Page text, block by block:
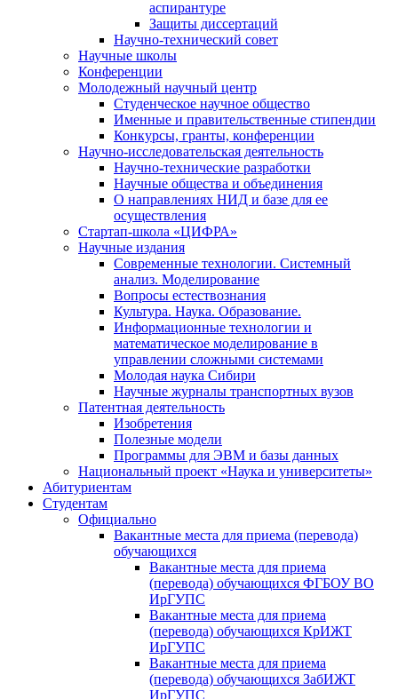
аспирантуре
Защиты диссертаций
Научно-технический совет
Научные школы
Конференции
Молодежный научный центр
Студенческое научное общество
Именные и правительственные стипендии
Конкурсы, гранты, конференции
Научно-исследовательская деятельность
Научно-технические разработки
Научные общества и объединения
О направлениях НИД и базе для ее
осуществления
Стартап-школа «ЦИФРА»
Научные издания
Современные технологии. Системный
анализ. Моделирование
Вопросы естествознания
Культура. Наука. Образование.
Информационные технологии и
математическое моделирование в
управлении сложными системами
Молодая наука Сибири
Научные журналы транспортных вузов
Патентная деятельность
Изобретения
Полезные модели
Программы для ЭВМ и базы данных
Национальный проект «Наука и университеты»
Абитуриентам
Студентам
Официально
Вакантные места для приема (перевода)
обучающихся
Вакантные места для приема
(перевода) обучающихся ФГБОУ ВО
ИрГУПС
Вакантные места для приема
(перевода) обучающихся КрИЖТ
ИрГУПС
Вакантные места для приема
(перевода) обучающихся ЗабИЖТ
ИрГУПС